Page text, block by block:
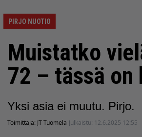
PIRJO NUOTIO
Muistatko
72 – tässä on
Yksi asia ei muutu. Pirjo.
Toimittaja: JT Tuomela Julkaistu: 12.6.2025 12:55